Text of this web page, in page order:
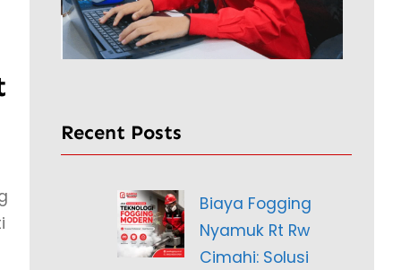
Recent Posts
Biaya Fogging
Nyamuk Rt Rw
Cimahi: Solusi